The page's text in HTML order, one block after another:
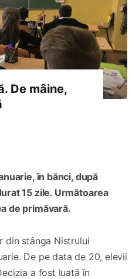
De mâine,
în bănci, după
15 zile. Următoarea
de primăvară.
din stânga Nistrului
De pe data de 20, elevii
a fost luată în